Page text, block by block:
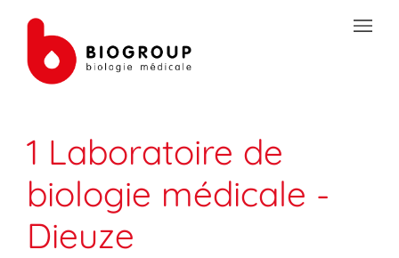
PRÉPAREZ VOS ANALYSES
LES SPÉCIALITÉS DE LA BIOLOGIE
VOTRE ESPACE PATIENT
1 Laboratoire de
biologie médicale -
Dieuze